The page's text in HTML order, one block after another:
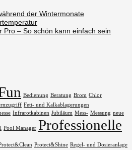
der Wintermonate
Pro – So schön kann einfach sein
Bedienung Beratung Brom Chlor
Fett- und Kalkablagerungen
Infrarotkabinen Jubiläum Mess- Messung neue
Pool Manager Professionelle
Protect&Shine Regel- und Dosieranlage